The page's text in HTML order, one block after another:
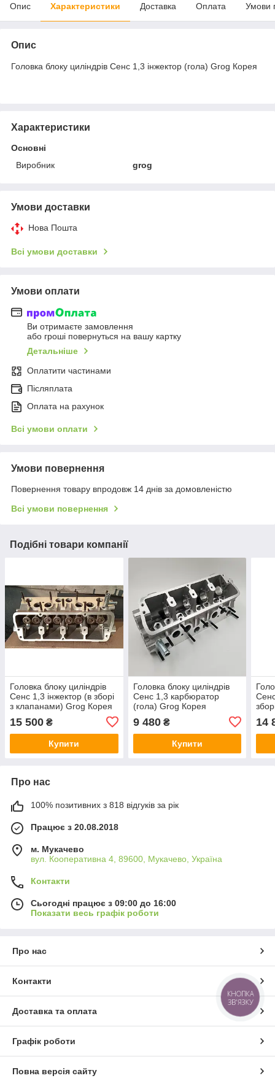
Опис Характеристики Доставка Оплата Умови
Опис
Головка блоку циліндрів Сенс 1,3 інжектор (гола) Grog Корея
Характеристики
Основні
Виробник
grog
Умови доставки
Нова Пошта
Всі умови доставки
Умови оплати
Ви отримаєте замовлення
або гроші повернуться на вашу картку
Детальніше
Оплатити частинами
Післяплата
Оплата на рахунок
Всі умови оплати
Умови повернення
Повернення товару впродовж 14 днів за домовленістю
Всі умови повернення
Подібні товари компанії
Головка блоку циліндрів
Сенс 1,3 інжектор (в зборі
з клапанами) Grog Корея
15 500 ₴
Купити
Головка блоку циліндрів
Сенс 1,3 карбюратор
(гола) Grog Корея
9 480₴
Купити
14
Про нас
100% позитивних з 818 відгуків за рік
Працює з 20.08.2018
м. Мукачево
вул. Кооперативна 4, 89600, Мукачево, Україна
Контакти
Сьогодні працює з 09:00 до 16:00
Показати весь графік роботи
Про нас
Контакти
Доставка та оплата
Графік роботи
Повна версія сайту
КНОПКА
ЗВ'ЯЗКУ